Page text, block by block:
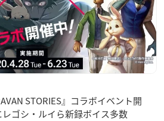
STORIES』コラボイベント開
ゴシ・ルイら新録ボイス多数